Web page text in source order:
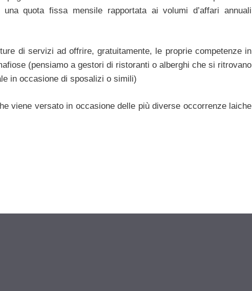
quota fissa mensile rapportata ai volumi d’affari annuali
di servizi ad offrire, gratuitamente, le proprie competenze in
(pensiamo a gestori di ristoranti o alberghi che si ritrovano
in occasione di sposalizi o simili)
viene versato in occasione delle più diverse occorrenze laiche